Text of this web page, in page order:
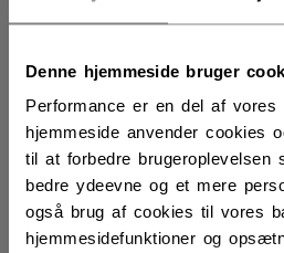
Denne hjemmeside bruger
Performance er en del af vores
hjemmeside anvender cookies
til at forbedre brugeroplevelsen
bedre ydeevne og et mere
også brug af cookies til vores
hjemmesidefunktioner og
Leveringsvilkår